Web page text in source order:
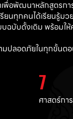
เพื่อพัฒนาหลักสูตรก
ยนทุกคนได้เรียนรู้มว
ฉบับดั้งเดิม พร้อมใ
มปลอดภัยในทุกขั้นต
7
ศาสตร์กา